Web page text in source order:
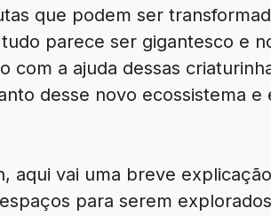
que podem ser
parece ser gigantesco e
com a ajuda dessas
desse novo ecossistema
aqui vai uma breve
para serem